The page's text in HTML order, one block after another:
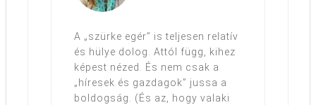
A „szürke egér” is teljesen relatív
és hülye dolog. Attól függ, kihez
képest nézed. És nem csak a
„híresek és gazdagok” jussa a
boldogság. (És az, hogy valaki